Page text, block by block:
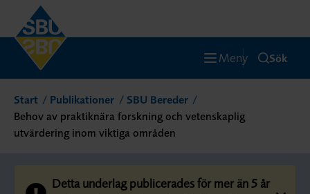
Meny Sök
Start Publikationer
SBU Bereder
Behov av praktiknära forskning och vetenskaplig
utvärdering inom viktiga områden
Detta underlag publicerades för mer än 5 år